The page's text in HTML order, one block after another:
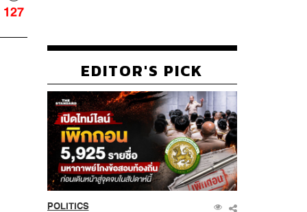
127
EDITOR'S PICK
POLITICS